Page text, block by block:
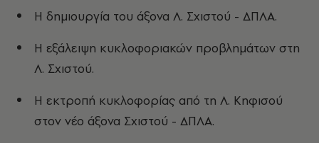
Η δημιουργία του άξονα Λ. Σχιστού - ΔΠΛΑ.
Η εξάλειψη κυκλοφοριακών προβλημάτων στη
Λ. Σχιστού.
Η εκτροπή κυκλοφορίας από τη Λ. Κηφισού
στον νέο άξονα Σχιστού - ΔΠΛΑ.